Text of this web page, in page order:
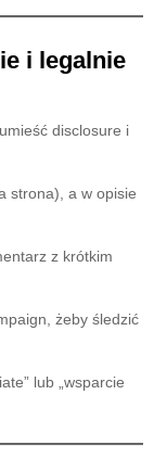
i legalnie
disclosure i
strona), a w opisie
z krótkim
żeby śledzić
lub „wsparcie